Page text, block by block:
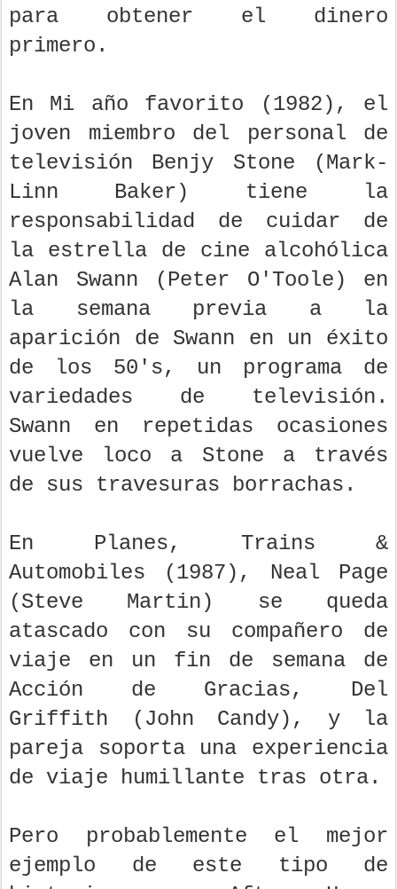
para obtener el dinero
primero.
En Mi año favorito (1982), el
joven miembro del personal de
televisión Benjy Stone (Mark-
Linn Baker) tiene la
responsabilidad de cuidar de
la estrella de cine alcohólica
Alan Swann (Peter O'Toole) en
la semana previa a la
aparición de Swann en un éxito
de los 50's, un programa de
variedades de televisión.
Swann en repetidas ocasiones
vuelve loco a Stone a través
de sus travesuras borrachas.
En Planes, Trains &
Automobiles (1987), Neal Page
(Steve Martin) se queda
atascado con su compañero de
viaje en un fin de semana de
Acción de Gracias, Del
Griffith (John Candy), y la
pareja soporta una experiencia
de viaje humillante tras otra.
Pero probablemente el mejor
ejemplo de este tipo de